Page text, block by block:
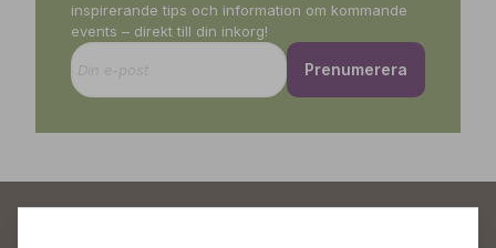
inspirerande tips och information om kommande
events – direkt till din inkorg!
Prenumerera